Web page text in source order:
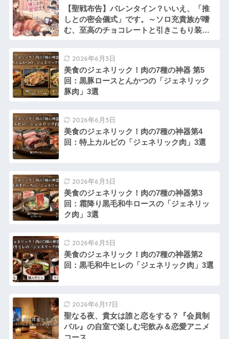
【聖戦布告】バレンタイン？いいえ、「推
しとの密会儀式」です。～ソロ充貴族が嗜
む、至高のチョコレートと引きこもり装備
2026年6月3日
美食のジェネリック！肉の7種の神器 第5
回：黒豚ロースとんかつの「ジェネリック
豚肉」3選
2026年6月3日
美食のジェネリック！肉の7種の神器第4
回：特上カルビの「ジェネリック肉」3選
2026年6月3日
美食のジェネリック！肉の7種の神器第3
回：霜降り黒毛和牛ロースの「ジェネリッ
ク肉」3選
2026年6月3日
美食のジェネリック！肉の7種の神器第2
回：黒毛和牛ヒレの「ジェネリック肉」3選
2026年6月17日
聖なる夜、貴女は誰と恋をする？『会員制
バル』の自室で楽しむ宅飲み＆恋愛アニメ